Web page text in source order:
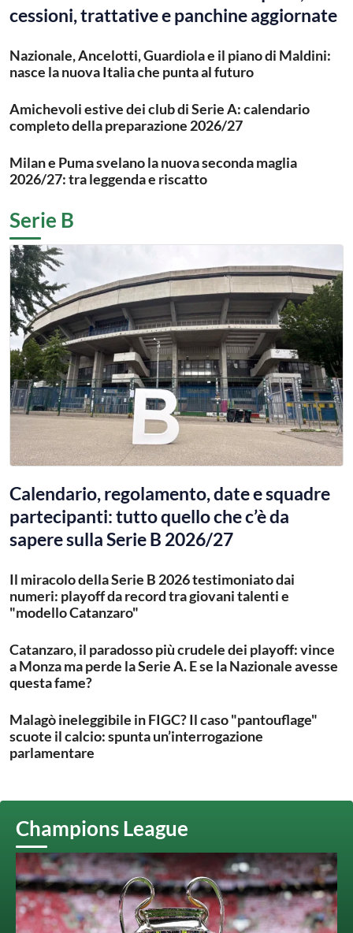
cessioni, trattative e panchine aggiornate
Nazionale, Ancelotti, Guardiola e il piano di Maldini:
nasce la nuova Italia che punta al futuro
Amichevoli estive dei club di Serie A: calendario
completo della preparazione 2026/27
Milan e Puma svelano la nuova seconda maglia
2026/27: tra leggenda e riscatto
Serie B
Calendario, regolamento, date e squadre
partecipanti: tutto quello che c’è da
sapere sulla Serie B 2026/27
Il miracolo della Serie B 2026 testimoniato dai
numeri: playoff da record tra giovani talenti e
"modello Catanzaro"
Catanzaro, il paradosso più crudele dei playoff: vince
a Monza ma perde la Serie A. E se la Nazionale avesse
questa fame?
Malagò ineleggibile in FIGC? Il caso "pantouflage"
scuote il calcio: spunta un’interrogazione
parlamentare
Champions League